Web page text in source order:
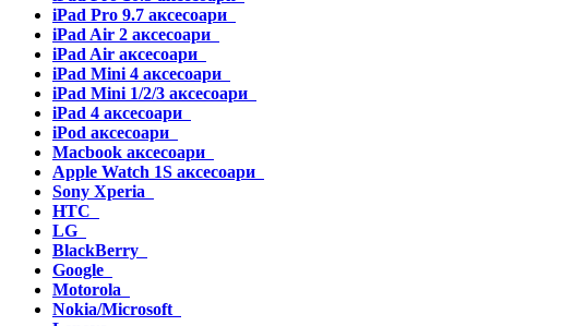
iPad Pro 9.7 аксесоари
iPad Air 2 аксесоари
iPad Air аксесоари
iPad Mini 4 аксесоари
iPad Mini 1/2/3 аксесоари
iPad 4 аксесоари
iPod аксесоари
Macbook аксесоари
Apple Watch 1S аксесоари
Sony Xperia
HTC
LG
BlackBerry
Google
Motorola
Nokia/Microsoft